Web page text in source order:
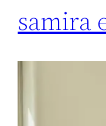
samira